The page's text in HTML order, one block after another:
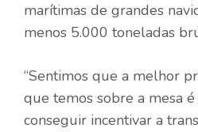
marítimas de grandes
menos 5.000 toneladas
“Sentimos que a melhor
que temos sobre a mesa
conseguir incentivar a